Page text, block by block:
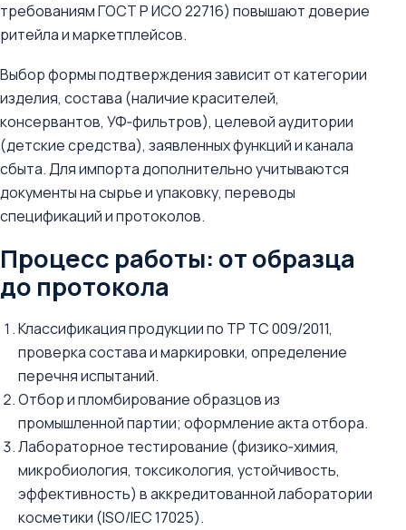
требованиям ГОСТ Р ИСО 22716) повышают доверие
ритейла и маркетплейсов.
Выбор формы подтверждения зависит от категории
изделия, состава (наличие красителей,
консервантов, УФ‑фильтров), целевой аудитории
(детские средства), заявленных функций и канала
сбыта. Для импорта дополнительно учитываются
документы на сырье и упаковку, переводы
спецификаций и протоколов.
Процесс работы: от образца
до протокола
Классификация продукции по ТР ТС 009/2011,
проверка состава и маркировки, определение
перечня испытаний.
Отбор и пломбирование образцов из
промышленной партии; оформление акта отбора.
Лабораторное тестирование (физико‑химия,
микробиология, токсикология, устойчивость,
эффективность) в аккредитованной лаборатории
косметики (ISO/IEC 17025).